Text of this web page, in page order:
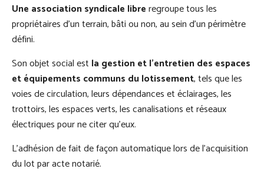
Une association syndicale libreregroupe tous les
propriétaires d’un terrain, bâti ou non, au sein d’un périmètre
défini.
Son objet social est la gestion et l’entretien des espaces
et équipements communs du lotissement, tels que les
voies de circulation, leurs dépendances et éclairages, les
trottoirs, les espaces verts, les canalisations et réseaux
électriques pour ne citer qu’eux.
L’adhésion de fait de façon automatique lors de l’acquisition
du lot par acte notarié.